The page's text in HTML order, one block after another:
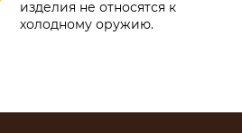
изделия не относятся к
холодному оружию.